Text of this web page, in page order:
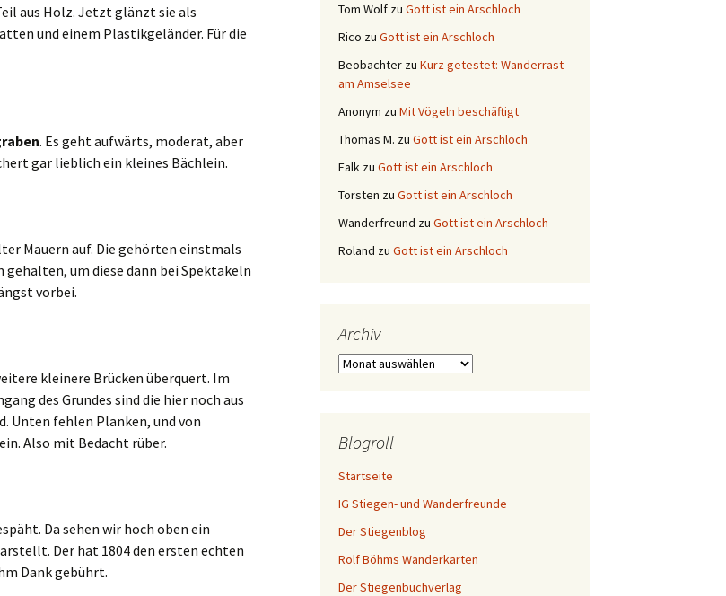
aus Holz. Jetzt glänzt sie als
und einem Plastikgeländer. Für die
. Es geht aufwärts, moderat, aber
gar lieblich ein kleines Bächlein.
Mauern auf. Die gehörten einstmals
gehalten, um diese dann bei Spektakeln
vorbei.
kleinere Brücken überquert. Im
des Grundes sind die hier noch aus
Unten fehlen Planken, und von
Also mit Bedacht rüber.
Da sehen wir hoch oben ein
Der hat 1804 den ersten echten
Dank gebührt.
Tom Wolf zu Gott ist ein Arschloch
Rico zu Gott ist ein Arschloch
Beobachter zu Kurz getestet: Wanderrast
am Amselsee
Anonym zu Mit Vögeln beschäftigt
Thomas M. zu Gott ist ein Arschloch
Falk zu Gott ist ein Arschloch
Torsten zu Gott ist ein Arschloch
Wanderfreund zu Gott ist ein Arschloch
Roland zu Gott ist ein Arschloch
Archiv
Archiv
Blogroll
Startseite
IG Stiegen- und Wanderfreunde
Der Stiegenblog
Rolf Böhms Wanderkarten
Der Stiegenbuchverlag